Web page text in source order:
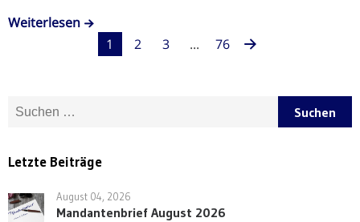
Weiterlesen
1
2 3 ... 76
Suche nach:
Letzte Beiträge
August 04, 2026
Mandantenbrief August 2026